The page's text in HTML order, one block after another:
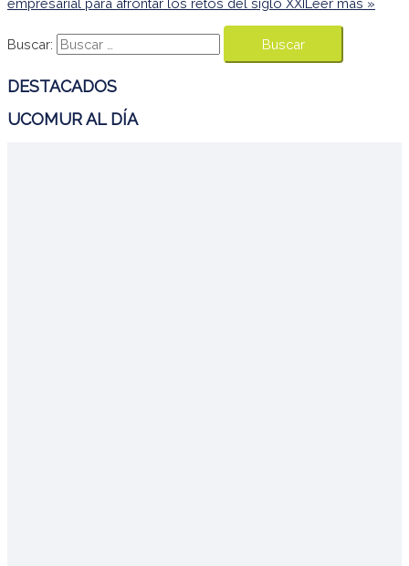
Buscar:
DESTACADOS
UCOMUR AL DÍA